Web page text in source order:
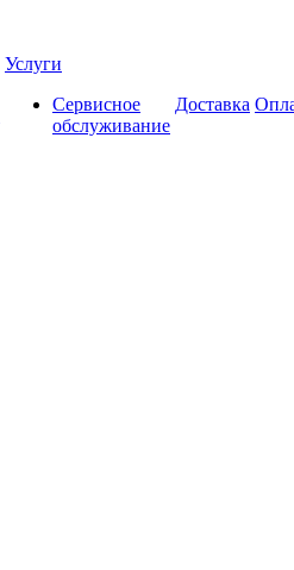
Услуги
Сервисное
обслуживание
Доставка